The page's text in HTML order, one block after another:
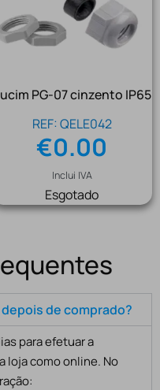
PG-07 cinzento IP65
REF: QELE042
€0.00
Inclui IVA
Esgotado
de comprado?
para efetuar a
loja como online. No